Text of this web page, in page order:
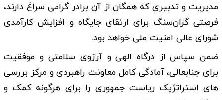
مدیریت و تدبیری که همگان از آن برادر گرامی سراغ دارند،
فرصتی گران‌سنگ برای ارتقای جایگاه و افزایش کارآمدی
شورای عالی امنیت ملی خواهد بود.
ضمن سپاس از درگاه الهی و آرزوی سلامتی و موفقیت
برای جنابعالی، آمادگی کامل معاونت راهبردی و مرکز بررسی
های استراتژیک ریاست جمهوری را برای هرگونه کمک و